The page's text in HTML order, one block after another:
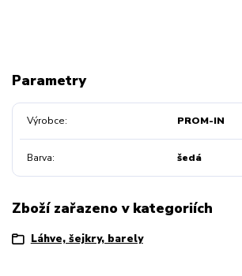
Parametry
Výrobce PROM-IN
Barva šedá
Zboží zařazeno v kategoriích
Láhve, šejkry, barely